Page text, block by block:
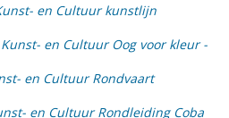
en Cultuur kunstlijn
Kunst- en Cultuur Oog voor kleur -
en Cultuur Rondvaart
en Cultuur Rondleiding Coba